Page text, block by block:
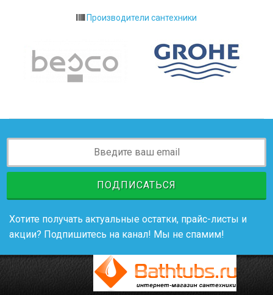
Производители сантехники
ПОДПИСАТЬСЯ
Хотите получать актуальные остатки, прайс-листы и
акции? Подпишитесь на канал! Мы не спамим!